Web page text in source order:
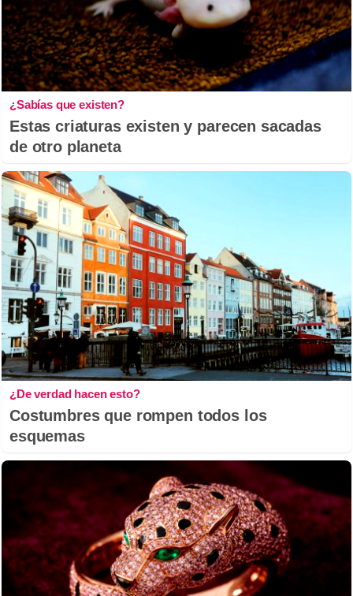
¿Sabías que existen?
Estas criaturas existen y parecen sacadas
de otro planeta
¿De verdad hacen esto?
Costumbres que rompen todos los
esquemas